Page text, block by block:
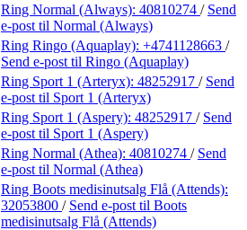
Ring Normal (Always): 40810274 / Send
e-post til Normal (Always)
Ring Ringo (Aquaplay): +4741128663 /
Send e-post til Ringo (Aquaplay)
Ring Sport 1 (Arteryx): 48252917 / Send
e-post til Sport 1 (Arteryx)
Ring Sport 1 (Aspery): 48252917 / Send
e-post til Sport 1 (Aspery)
Ring Normal (Athea): 40810274 / Send
e-post til Normal (Athea)
Ring Boots medisinutsalg Flå (Attends):
32053800 / Send e-post til Boots
medisinutsalg Flå (Attends)